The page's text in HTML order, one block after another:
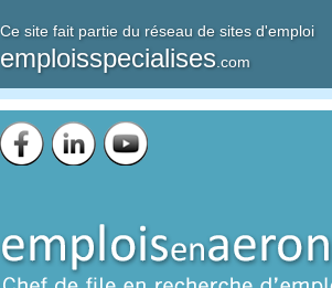
Ce site fait partie du réseau de sites d'emploi
emploisspecialises .com